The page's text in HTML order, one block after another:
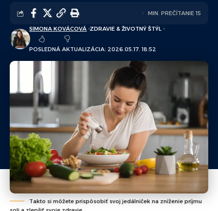
POSLEDNÁ AKTUALIZÁCIA: 2026.05.17. 18:52
SIMONA KOVÁCOVÁ ZDRAVIE & ŽIVOTNÝ ŠTÝL
MIN. PREČÍTANIE 15
Takto si môžete prispôsobiť svoj jedálniček na zníženie príjmu